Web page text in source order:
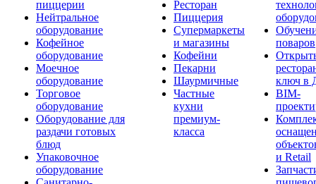
пиццерии
Нейтральное
оборудование
Кофейное
оборудование
Моечное
оборудование
Торговое
оборудование
Оборудование для
раздачи готовых
блюд
Упаковочное
оборудование
Ресторан
Пиццерия
Супермаркеты
и магазины
Кофейни
Пекарни
Шаурмичные
Частные
кухни
премиум-
класса
поваров
ключ в
BIM-
и Retail